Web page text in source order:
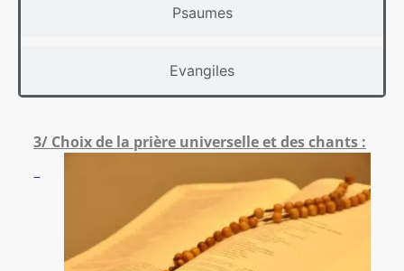
Psaumes
Evangiles
3/ Choix de la prière universelle et des chants :
–